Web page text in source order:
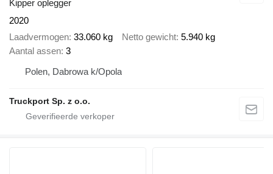
Kipper oplegger
2020
Laadvermogen 33.060 kg Netto gewicht 5.940 kg
Aantal assen 3
Polen, Dabrowa k/Opola
Truckport Sp. z o.o.